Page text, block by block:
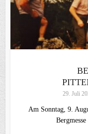
29. Juli
Am Sonntag, 9.